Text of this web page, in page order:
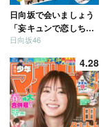
日向坂で会いましょう
「妄キュンで恋しちゃ
いましょう」「どっち
う」「ご褒美でロケし
ましょう」「フレンド
リーになりましょう」
「笑って卒業を祝いま
しょう」 [Blu-ray]
日向坂46
4.28